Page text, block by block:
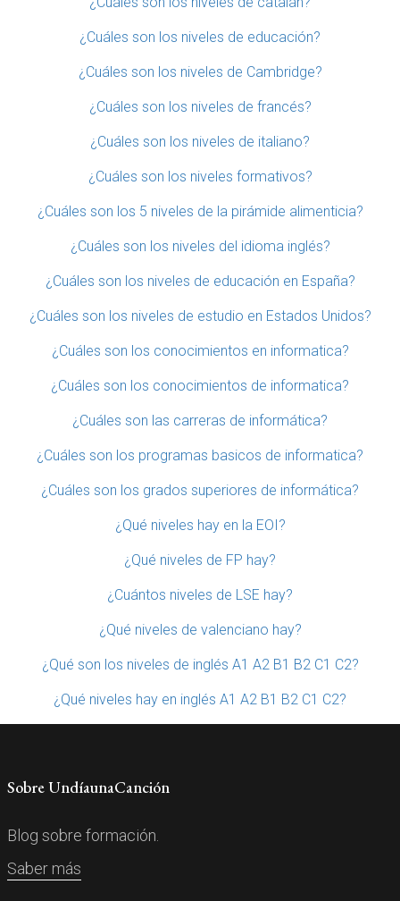
¿Cuáles son los niveles de educación?
¿Cuáles son los niveles de Cambridge?
¿Cuáles son los niveles de francés?
¿Cuáles son los niveles de italiano?
¿Cuáles son los niveles formativos?
¿Cuáles son los 5 niveles de la pirámide alimenticia?
¿Cuáles son los niveles del idioma inglés?
¿Cuáles son los niveles de educación en España?
¿Cuáles son los niveles de estudio en Estados Unidos?
¿Cuáles son los conocimientos en informatica?
¿Cuáles son los conocimientos de informatica?
¿Cuáles son las carreras de informática?
¿Cuáles son los programas basicos de informatica?
¿Cuáles son los grados superiores de informática?
¿Qué niveles hay en la EOI?
¿Qué niveles de FP hay?
¿Cuántos niveles de LSE hay?
¿Qué niveles de valenciano hay?
¿Qué son los niveles de inglés A1 A2 B1 B2 C1 C2?
¿Qué niveles hay en inglés A1 A2 B1 B2 C1 C2?
Sobre UndíaunaCanción
Blog sobre formación.
Saber más